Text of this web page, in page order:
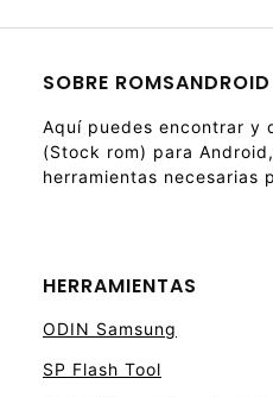
SOBRE ROMSANDROID
Aquí puedes encontrar y
(Stock rom) para
herramientas necesarias
HERRAMIENTAS
ODIN Samsung
SP Flash Tool